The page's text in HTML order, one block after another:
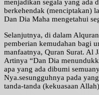
menjadikan segala yang ada
berkehendak (menciptakan)
Dan Dia Maha mengetahui
Selanjutnya, di dalam
pemberian kemudahan bagi
manfaatnya, Quran Surat. Al
Artinya “Dan Dia
apa yang ada dibumi
Nya.sesungguhnya pada
tanda-tanda (kekuasaan